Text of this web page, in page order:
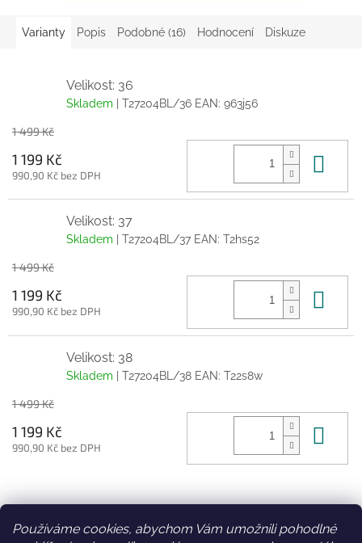
Používáme cookies, abychom Vám umožnili pohodlné
Varianty Popis Podobné (16) Hodnocení Diskuze
Velikost: 36
Skladem | T27204BL/36 EAN: 963j56
1 499 Kč
1 199 Kč
990,90 Kč bez DPH
Velikost: 37
Skladem | T27204BL/37 EAN: T2hs52
1 499 Kč
1 199 Kč
990,90 Kč bez DPH
Velikost: 38
Skladem | T27204BL/38 EAN: T22s8w
1 499 Kč
1 199 Kč
990,90 Kč bez DPH
Z
Facebook Věrnostní slevy